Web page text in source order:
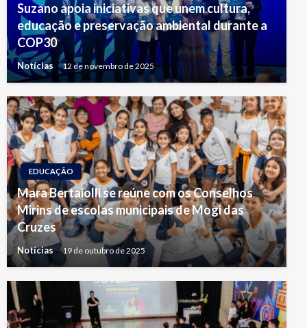
Suzano apoia iniciativas que unem cultura,
educação e preservação ambiental durante a
COP30
Notícias 12 de novembro de 2025
EDUCAÇÃO
Mara Bertaiolli se reúne com os Conselhos
Mirins de escolas municipais de Mogi das
Cruzes
Notícias 19 de outubro de 2025